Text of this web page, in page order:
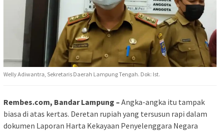
Welly Adiwantra, Sekretaris Daerah Lampung Tengah. Dok: Ist.
Rembes.com, Bandar Lampung – Angka-angka itu tampak
biasa di atas kertas. Deretan rupiah yang tersusun rapi dalam
dokumen Laporan Harta Kekayaan Penyelenggara Negara